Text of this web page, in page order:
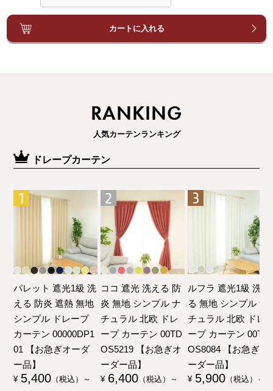
カートに入れる
RANKING
人気カーテンランキング
ドレープカーテン
パレット 遮光1級 洗
える 防炎 遮熱 無地
シンプル ドレープ
カーテン 00000DP1
01 【お急ぎオーダ
ー品】
¥ 5,400 （税込）～
ココ 遮光 洗える 防
炎 無地 シンプル ナ
チュラル 北欧 ドレ
ープ カーテン 00TD
OS5219 【お急ぎオ
ーダー品】
¥ 6,400 （税込）～
ルフラ 遮光1級 洗え
る 無地 シンプル ナ
チュラル 北欧 ドレ
ープ カーテン 00TD
OS8084 【お急ぎオ
ーダー品】
¥ 5,900 （税込）～